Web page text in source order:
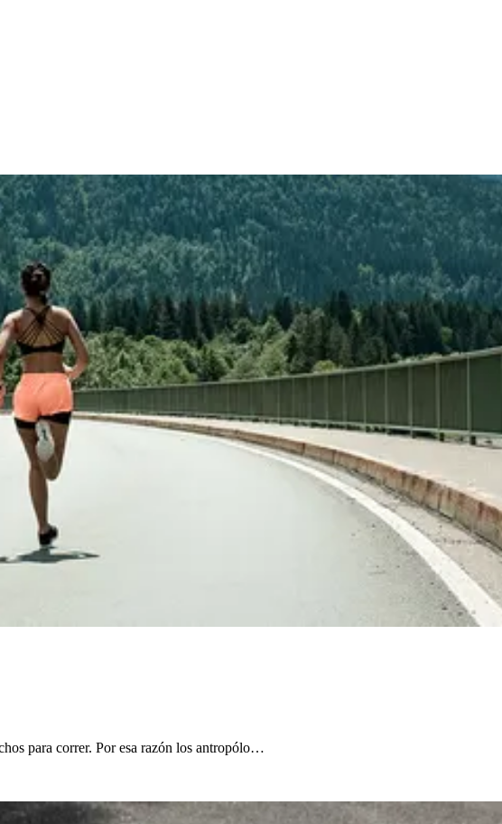
para correr. Por esa razón los antropólo…